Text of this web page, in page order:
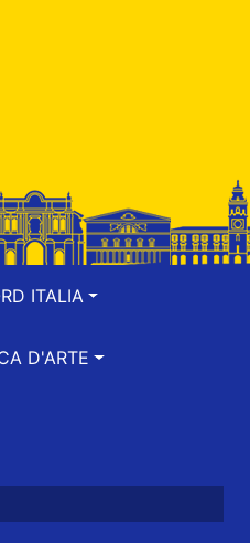
ITALIA
D'ARTE